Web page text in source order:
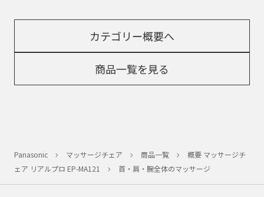
カテゴリー概要へ
商品一覧を見る
Panasonic マッサージチェア 商品一覧
概要 マッサージチ
ェア リアルプロ EP-MA121
首・肩・腕全体のマッサージ